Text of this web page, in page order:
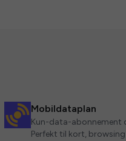
Mobildataplan
Kun-data-abonnement
Perfekt til kort,